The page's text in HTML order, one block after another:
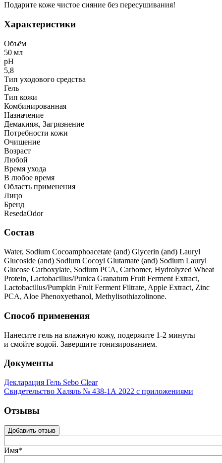
Подарите коже чистое сияние без пересушивания!
Характеристики
Объём
50 мл
рН
5,8
Тип уходового средства
Гель
Тип кожи
Комбинированная
Назначение
Демакияж, Загрязнение
Потребности кожи
Очищение
Возраст
Любой
Время ухода
В любое время
Область применения
Лицо
Бренд
ResedaOdor
Состав
Water, Sodium Cocoamphoacetate (and) Glycerin (and) Lauryl
Glucoside (and) Sodium Cocoyl Glutamate (and) Sodium Lauryl
Glucose Carboxylate, Sodium PCA, Carbomer, Hydrolyzed Wheat
Protein, Lactobacillus/Punica Granatum Fruit Ferment Extract,
Lactobacillus/Pumpkin Fruit Ferment Filtrate, Apple Extract, Zinc
PCA, Aloe Phenoxyethanol, Methylisothiazolinone.
Способ применения
Нанесите гель на влажную кожу, подержите 1-2 минуты
и смойте водой. Завершите тонизированием.
Документы
Декларация Гель Sebo Clear
Свидетельство Халяль № 438-1А 2022 с приложениями
Отзывы
Добавить отзыв
Имя*